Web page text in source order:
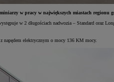
w pracy w największych miastach regionu
w 2 długościach nadwozia – Standard oraz
elektrycznym o mocy 136 KM mocy.